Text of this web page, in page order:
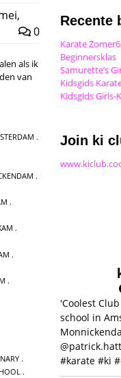
0
als ik
van
Recente
Karate
Beginnersklas
Samurette’s
Kidsgids
Kidsgids Girls-
Join ki
'Coolest
school in
#karate #ki